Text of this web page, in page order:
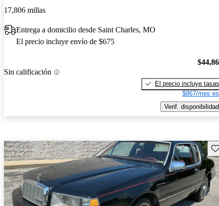
17,806 millas
Entrega a domicilio desde Saint Charles, MO
El precio incluye envío de $675
Sin calificación
El precio incluye tasas
$867/mes
Verif. disponibilidad